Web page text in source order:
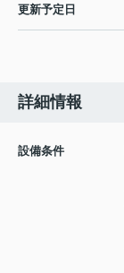
更新予定日
詳細情報
設備条件